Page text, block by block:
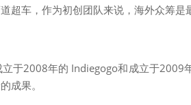
超车，作为初创团队来说，海外众筹是
于2008年的 Indiegogo和成立于2009
成果。